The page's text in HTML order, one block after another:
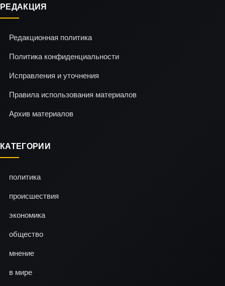
РЕДАКЦИЯ
Редакционная политика
Политика конфиденциальности
Исправления и уточнения
Правила использования материалов
Архив материалов
КАТЕГОРИИ
политика
происшествия
экономика
общество
мнение
в мире